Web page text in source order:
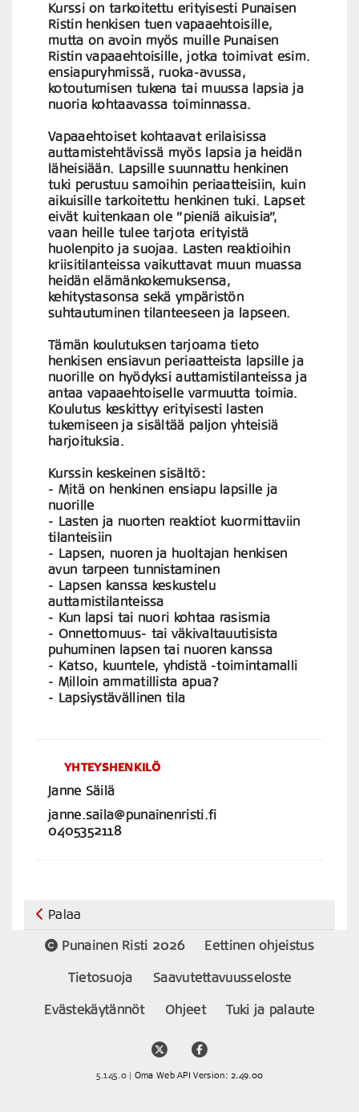
Kurssi on tarkoitettu erityisesti Punaisen
Ristin henkisen tuen vapaaehtoisille,
mutta on avoin myös muille Punaisen
Ristin vapaaehtoisille, jotka toimivat esim.
ensiapuryhmissä, ruoka-avussa,
kotoutumisen tukena tai muussa lapsia ja
nuoria kohtaavassa toiminnassa.
Vapaaehtoiset kohtaavat erilaisissa
auttamistehtävissä myös lapsia ja heidän
läheisiään. Lapsille suunnattu henkinen
tuki perustuu samoihin periaatteisiin, kuin
aikuisille tarkoitettu henkinen tuki. Lapset
eivät kuitenkaan ole ”pieniä aikuisia”,
vaan heille tulee tarjota erityistä
huolenpito ja suojaa. Lasten reaktioihin
kriisitilanteissa vaikuttavat muun muassa
heidän elämänkokemuksensa,
kehitystasonsa sekä ympäristön
suhtautuminen tilanteeseen ja lapseen.
Tämän koulutuksen tarjoama tieto
henkisen ensiavun periaatteista lapsille ja
nuorille on hyödyksi auttamistilanteissa ja
antaa vapaaehtoiselle varmuutta toimia.
Koulutus keskittyy erityisesti lasten
tukemiseen ja sisältää paljon yhteisiä
harjoituksia.
Kurssin keskeinen sisältö:
- Mitä on henkinen ensiapu lapsille ja
nuorille
- Lasten ja nuorten reaktiot kuormittaviin
tilanteisiin
- Lapsen, nuoren ja huoltajan henkisen
avun tarpeen tunnistaminen
- Lapsen kanssa keskustelu
auttamistilanteissa
- Kun lapsi tai nuori kohtaa rasismia
- Onnettomuus- tai väkivaltauutisista
puhuminen lapsen tai nuoren kanssa
- Katso, kuuntele, yhdistä -toimintamalli
- Milloin ammatillista apua?
- Lapsiystävällinen tila
YHTEYSHENKILÖ
Janne Säilä
janne.saila@punainenristi.fi
0405352118
Palaa
Punainen Risti 2026 Eettinen ohjeistus
Tietosuoja Saavutettavuusseloste
Evästekäytännöt Ohjeet Tuki ja palaute
5.145.0 | Oma Web API Version: 2.49.00